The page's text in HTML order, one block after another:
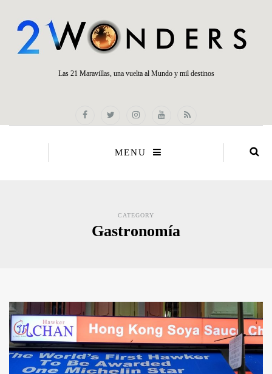
Las 21 Maravillas, una vuelta al Mundo y mil destinos
MENU
CATEGORY
Gastronomía